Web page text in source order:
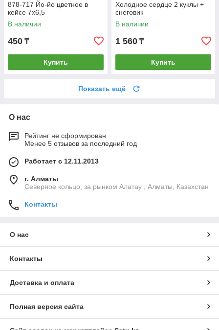
878-717 Йо-йо цветное в
кейсе 7х6,5
В наличии
450 ₸
Купить
Холодное сердце 2 куклы +
снеговик
В наличии
1 560 ₸
Купить
Показать ещё
О нас
Рейтинг не сформирован
Менее 5 отзывов за последний год
Работает с 12.11.2013
г. Алматы
Северное кольцо, за рынком Алатау , Алматы, Казахстан
Контакты
О нас
Контакты
Доставка и оплата
Полная версия сайта